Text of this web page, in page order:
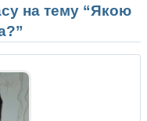
на тему “Якою